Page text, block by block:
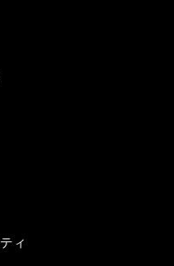
ィ